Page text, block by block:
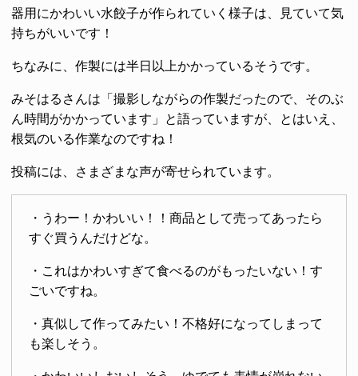
器用にかわいい水餃子が作られていく様子は、見ていて気
持ちがいいです！
ちなみに、作製には半日以上かかっているそうです。
みそはるさんは「撮影しながらの作製だったので、そのぶ
ん時間がかかっています」と語っていますが、とはいえ、
根気のいる作業なのですね！
投稿には、さまざまな声が寄せられています。
・うわー！かわいい！！商品として売ってあったら
すぐ買うんだけどな。
・これはかわいすぎて食べるのがもったいない！す
ごいですね。
・真似して作ってみたい！不格好になってしまって
も楽しそう。